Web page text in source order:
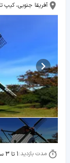
آفریقا جنوبی، کیپ
مدت بازدید:1 تا 3 ساعت